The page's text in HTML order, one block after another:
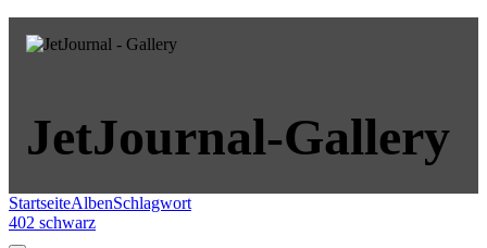
JetJournal-Gallery
StartseiteAlbenSchlagwort
402 schwarz